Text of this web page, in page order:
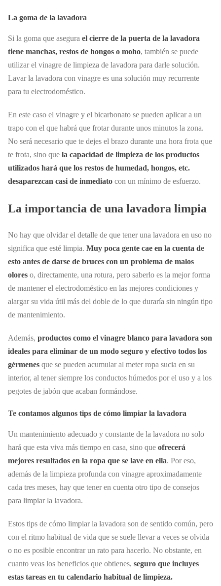
La goma de la lavadora
Si la goma que asegura el cierre de la puerta de la lavadora
tiene manchas, restos de hongos o moho, también se puede
utilizar el vinagre de limpieza de lavadora para darle solución.
Lavar la lavadora con vinagre es una solución muy recurrente
para tu electrodoméstico.
En este caso el vinagre y el bicarbonato se pueden aplicar a un
trapo con el que habrá que frotar durante unos minutos la zona.
No será necesario que te dejes el brazo durante una hora frota que
te frota, sino que la capacidad de limpieza de los productos
utilizados hará que los restos de humedad, hongos, etc.
desaparezcan casi de inmediato con un mínimo de esfuerzo.
La importancia de una lavadora limpia
No hay que olvidar el detalle de que tener una lavadora en uso no
significa que esté limpia. Muy poca gente cae en la cuenta de
esto antes de darse de bruces con un problema de malos
olores o, directamente, una rotura, pero saberlo es la mejor forma
de mantener el electrodoméstico en las mejores condiciones y
alargar su vida útil más del doble de lo que duraría sin ningún tipo
de mantenimiento.
Además, productos como el vinagre blanco para lavadora son
ideales para eliminar de un modo seguro y efectivo todos los
gérmenes que se pueden acumular al meter ropa sucia en su
interior, al tener siempre los conductos húmedos por el uso y a los
pegotes de jabón que acaban formándose.
Te contamos algunos tips de cómo limpiar la lavadora
Un mantenimiento adecuado y constante de la lavadora no solo
hará que esta viva más tiempo en casa, sino que ofrecerá
mejores resultados en la ropa que se lave en ella. Por eso,
además de la limpieza profunda con vinagre aproximadamente
cada tres meses, hay que tener en cuenta otro tipo de consejos
para limpiar la lavadora.
Estos tips de cómo limpiar la lavadora son de sentido común, pero
con el ritmo habitual de vida que se suele llevar a veces se olvida
o no es posible encontrar un rato para hacerlo. No obstante, en
cuanto veas los beneficios que obtienes, seguro que incluyes
estas tareas en tu calendario habitual de limpieza.